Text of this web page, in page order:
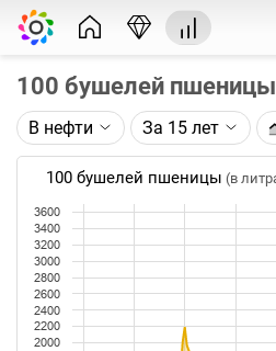
100 бушелей пшеницы
Описание графика:
Цена фьючерса на пшеницу,
Каждая точка на графике -
недели или месяца.
(день, неделя, месяц)
при изменении глубины
Данные добавляются
В нефти За 15 лет
100 бушелей пшеницы (в
2000
2200
2400
2600
2800
3000
3200
3400
3600